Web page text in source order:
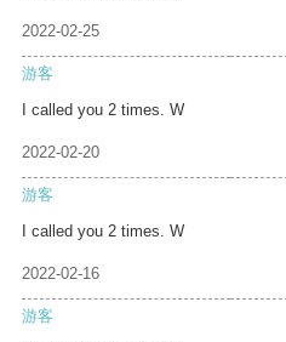
2022-02-25
游客
I called you 2 times. W
2022-02-20
游客
I called you 2 times. W
2022-02-16
游客